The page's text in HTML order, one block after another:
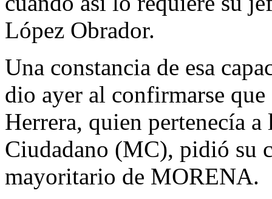
López Obrador.
Una constancia de esa
dio ayer al confirmarse
Herrera, quien pertenecía
Ciudadano (MC), pidió su
mayoritario de MORENA.